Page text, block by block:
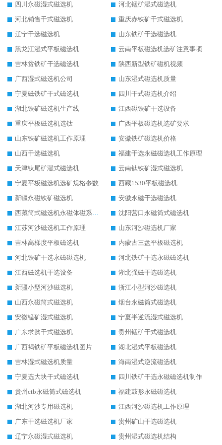
四川永磁湿式磁选机
河北锰矿湿式磁选机
河北销售干式磁选机
重庆赤铁矿干式磁选机
辽宁干选磁选机
山东铁矿干选磁选机
黑龙江湿式平板磁选机
云南平板磁选机选矿注意事项
吉林贫铁矿干选磁选机
陕西新型铁矿磁机视频
广西湿式磁选机公司
山东湿式磁选机质量
宁夏磁铁矿干式磁选机
四川干式磁选机介绍
湖北铁矿磁选机生产线
江西磁铁矿干选设备
重庆平板磁选机选钛
广西平板磁选机选矿要求
山东铁矿磁选机工作原理
安徽铁矿磁选机价格
山西干选磁选机
福建干选永磁磁选机工作原理
天津钛尾矿湿式磁选机
云南钛铁矿湿式磁选机
宁夏平板磁选机选矿规格参数
西藏1530平板磁选机
新疆永磁铁矿磁选机
安徽永磁干选磁选机
西藏筒式磁选机永磁体磁系设计
沈阳营口永磁筒式磁选机
江苏河沙磁选机工作原理
山东河沙磁选机厂家
吉林高梯度平板磁选机
内蒙古三盘平板磁选机
河北铁矿干选永磁磁选机
河北铁矿干选永磁磁选机
江西磁选机干选设备
湖北强磁干选磁选机
新疆小型河沙磁选机
浙江小型河沙磁选机
山西永磁筒式磁选机
烟台永磁筒式磁选机
安徽锰矿湿式磁选机
宁夏半逆流湿式磁选机
广东求购干式磁选机
贵州锰矿干式磁选机
广西褐铁矿平板磁选机图片
湖北湿式平板磁选机
吉林湿式磁选机质量
海南湿式逆流磁选机
宁夏选大块干式磁选机
四川铁矿干选永磁磁选机制作
贵州ctb永磁筒式磁选机
福建鼓形永磁磁选机
湖北河沙专用磁选机
江西河沙磁选机工作原理
广东干选磁选机厂家
贵州矿山干选磁选机
辽宁永磁湿式磁选机
贵州湿式磁选机结构